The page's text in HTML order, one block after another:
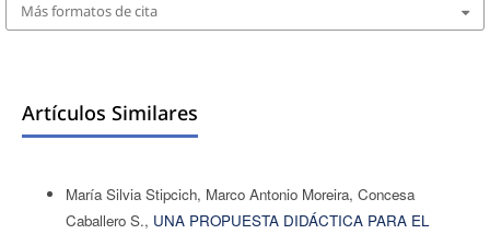
Más formatos de cita
Artículos Similares
María Silvia Stipcich, Marco Antonio Moreira, Concesa
Caballero S., UNA PROPUESTA DIDÁCTICA PARA EL